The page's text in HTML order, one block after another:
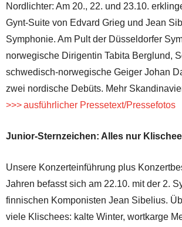
Nordlichter: Am 20., 22. und 23.10.
Gynt-Suite von Edvard Grieg und Jean
Symphonie. Am Pult der Düsseldorfer
norwegische Dirigentin Tabita Berglund,
schwedisch-norwegische Geiger Johan
zwei nordische Debüts. Mehr
>>> ausführlicher Pressetext/Pressefotos
Junior-Sternzeichen: Alles nur Klischee
Unsere Konzerteinführung plus
Jahren befasst sich am 22.10. mit der 2.
finnischen Komponisten Jean Sibelius.
viele Klischees: kalte Winter, wortkarge